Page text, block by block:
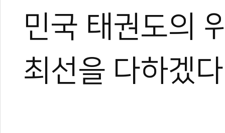
민국 태권도의
최선을 다하겠